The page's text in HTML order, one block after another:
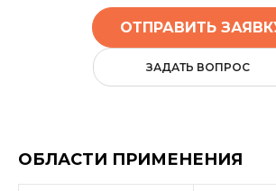
ОТПРАВИТЬ
ЗАДАТЬ ВОПРОС
ОБЛАСТИ ПРИМЕНЕНИЯ